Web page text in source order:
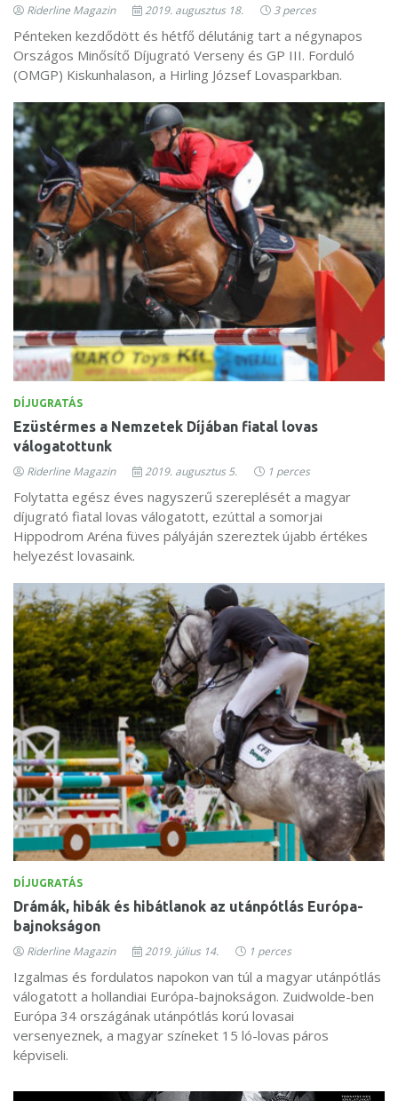
Riderline Magazin 2019. augusztus 18. 3 perces
Pénteken kezdődött és hétfő délutánig tart a négynapos
Országos Minősítő Díjugrató Verseny és GP III. Forduló
(OMGP) Kiskunhalason, a Hirling József Lovasparkban.
DÍJUGRATÁS
Ezüstérmes a Nemzetek Díjában fiatal lovas
válogatottunk
Riderline Magazin 2019. augusztus 5. 1 perces
Folytatta egész éves nagyszerű szereplését a magyar
díjugrató fiatal lovas válogatott, ezúttal a somorjai
Hippodrom Aréna füves pályáján szereztek újabb értékes
helyezést lovasaink.
DÍJUGRATÁS
Drámák, hibák és hibátlanok az utánpótlás Európa-
bajnokságon
Riderline Magazin 2019. július 14. 1 perces
Izgalmas és fordulatos napokon van túl a magyar utánpótlás
válogatott a hollandiai Európa-bajnokságon. Zuidwolde-ben
Európa 34 országának utánpótlás korú lovasai
versenyeznek, a magyar színeket 15 ló-lovas páros
képviseli.